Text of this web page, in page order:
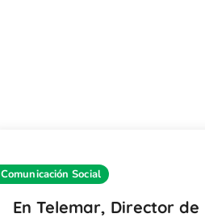
Comunicación Social
En Telemar, Director de